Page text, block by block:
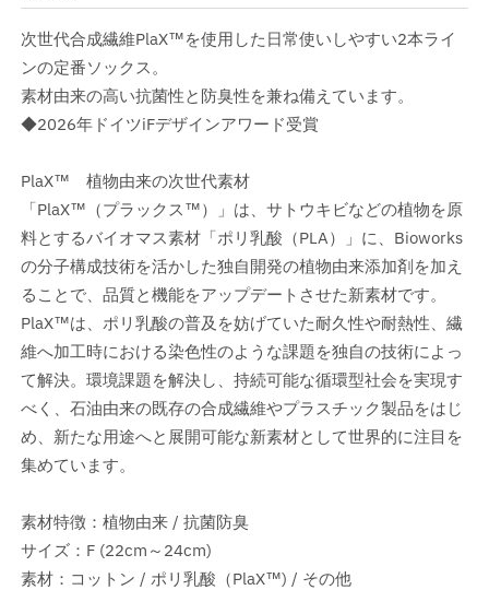
次世代合成繊維PlaX™を使用した日常使いしやすい2本ライ
ンの定番ソックス。
素材由来の高い抗菌性と防臭性を兼ね備えています。
◆2026年ドイツiFデザインアワード受賞
PlaX™ 植物由来の次世代素材
「PlaX™（プラックス™）」は、サトウキビなどの植物を原
料とするバイオマス素材「ポリ乳酸（PLA）」に、Bioworks
の分子構成技術を活かした独自開発の植物由来添加剤を加え
ることで、品質と機能をアップデートさせた新素材です。
PlaX™は、ポリ乳酸の普及を妨げていた耐久性や耐熱性、繊
維へ加工時における染色性のような課題を独自の技術によっ
て解決。環境課題を解決し、持続可能な循環型社会を実現す
べく、石油由来の既存の合成繊維やプラスチック製品をはじ
め、新たな用途へと展開可能な新素材として世界的に注目を
集めています。
素材特徴：植物由来 / 抗菌防臭
サイズ：F (22cm～24cm)
素材：コットン / ポリ乳酸（PlaX™) / その他